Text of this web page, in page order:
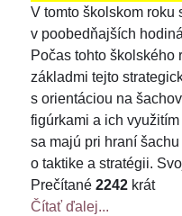
V tomto školskom roku
v poobedňajších
Počas tohto školského
základmi tejto
s orientáciou na
figúrkami a ich
sa majú pri hraní
o taktike a stratégii.
Prečítané 2242 krát
Čítať ďalej...